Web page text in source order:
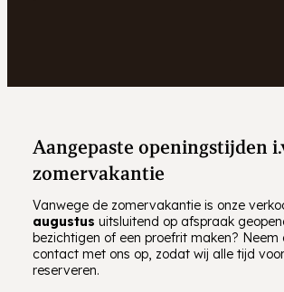
Aangepaste openingstijden
zomervakantie
Vanwege de zomervakantie is onze
augustus uitsluitend op afspraak
bezichtigen of een proefrit maken?
contact met ons op, zodat wij alle tijd
reserveren.